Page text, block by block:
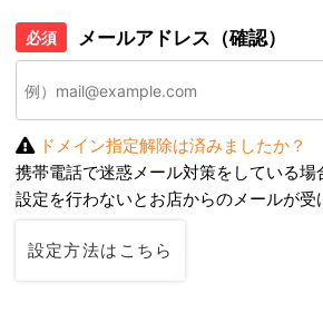
必須 メールアドレス（確認）
ドメイン指定解除は済みましたか？
携帯電話で迷惑メール対策をしている
設定を行わないとお店からのメールが受
設定方法はこちら